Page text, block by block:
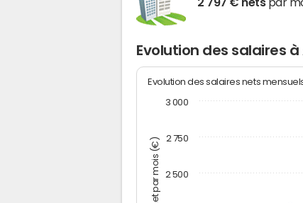
Evolution des salaires
Evolution des salaires nets
2 500
2 750
3 000